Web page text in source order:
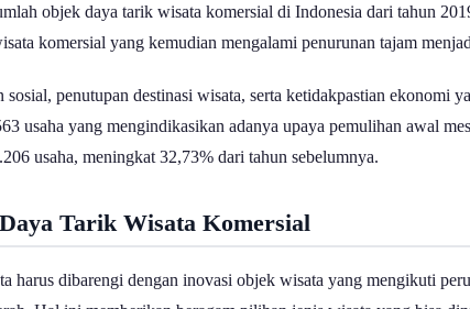
objek daya tarik wisata komersial di Indonesia dari tahun
komersial yang kemudian mengalami penurunan tajam
sosial, penutupan destinasi wisata, serta ketidakpastian
usaha yang mengindikasikan adanya upaya pemulihan awal
usaha, meningkat 32,73% dari tahun sebelumnya.
Tarik Wisata Komersial
harus dibarengi dengan inovasi objek wisata yang mengikuti